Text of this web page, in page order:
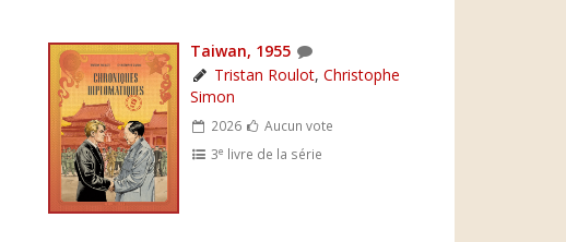
Taiwan, 1955
Tristan Roulot,Christophe
Simon
2026
Aucun vote
3e livre de la série